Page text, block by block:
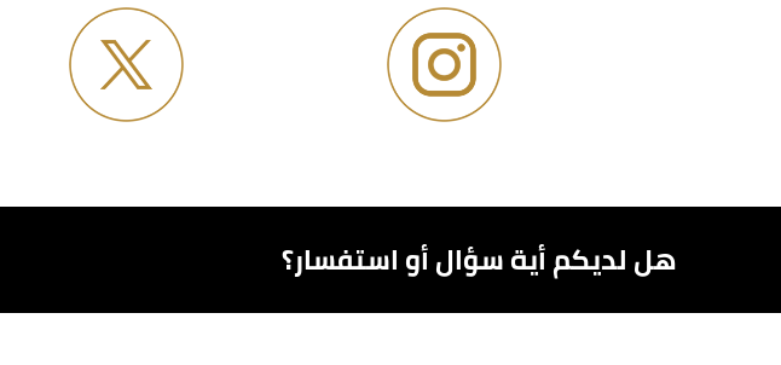
هل لديكم أية سؤال أو استفسار؟